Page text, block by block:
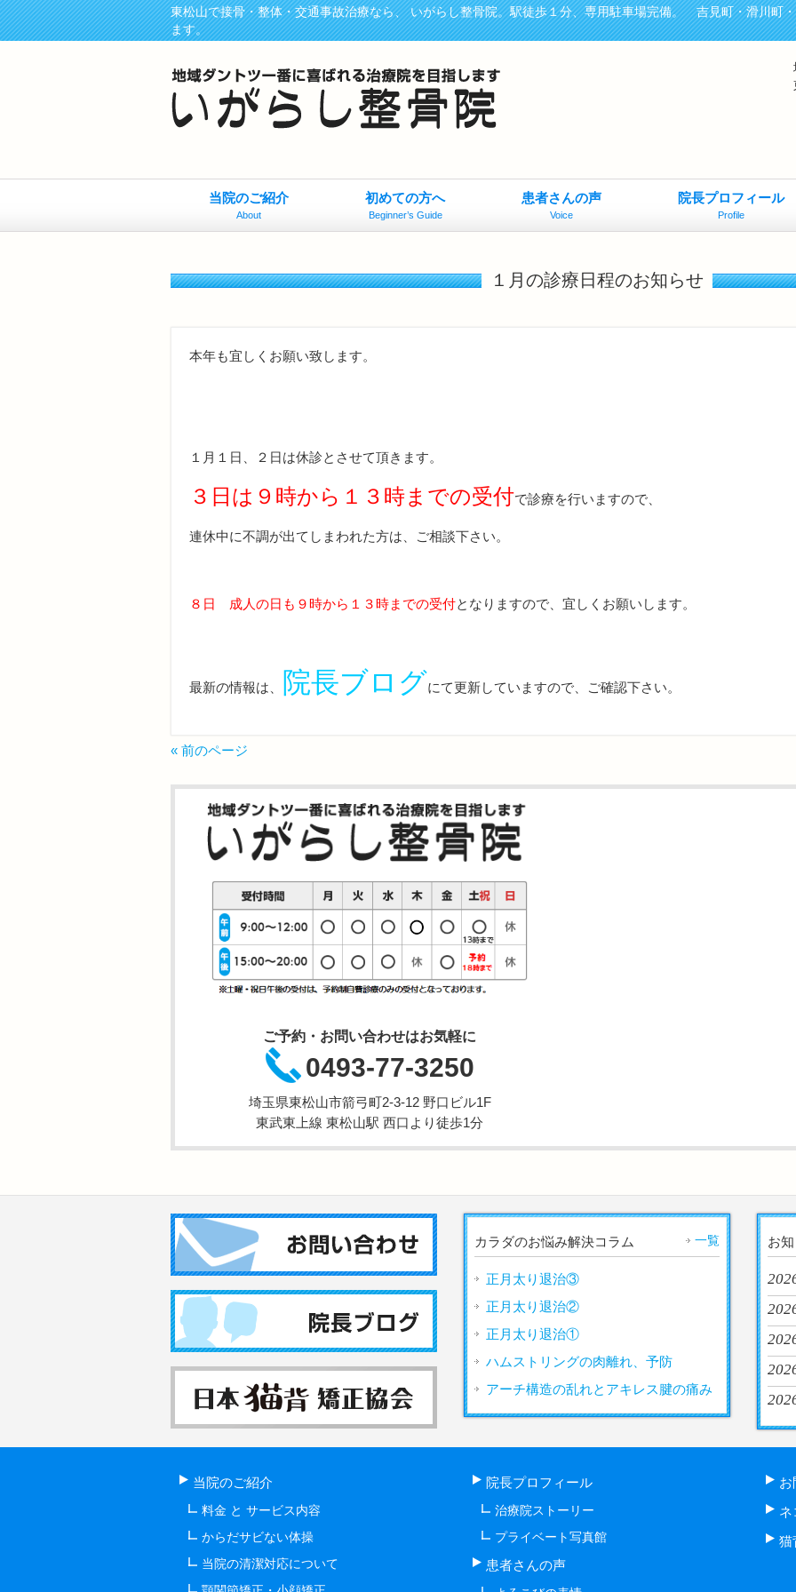
東松山で接骨・整体・交通事故治療なら、 いがらし整骨院。駅徒歩１分、専用駐車場完備。 吉見町・滑川町
ます。
当院のご紹介
About
初めての方へ
Beginner’s Guide
患者さんの声
Voice
院長プロフィール
Profile
１月の診療日程のお知らせ
本年も宜しくお願い致します。
１月１日、２日は休診とさせて頂きます。
３日は９時から１３時までの受付で診療を行いますので、
連休中に不調が出てしまわれた方は、ご相談下さい。
８日 成人の日も９時から１３時までの受付となりますので、宜しくお願いします。
最新の情報は、 院長ブログにて更新していますので、ご確認下さい。
« 前のページ
ご予約・お問い合わせはお気軽に
0493-77-3250
埼玉県東松山市箭弓町2-3-12 野口ビル1F
東武東上線 東松山駅 西口より徒歩1分
カラダのお悩み解決コラム 一覧
正月太り退治③
正月太り退治②
正月太り退治①
ハムストリングの肉離れ、予防
アーチ構造の乱れとアキレス腱の痛み
お
当院のご紹介
料金 と サービス内容
からだサビない体操
当院の清潔対応について
院長プロフィール
治療院ストーリー
プライベート写真館
患者さんの声
お
ネ
猫